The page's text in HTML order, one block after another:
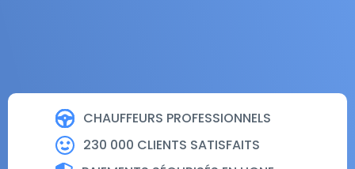
CHAUFFEURS PROFESSIONNELS
230 000 CLIENTS SATISFAITS